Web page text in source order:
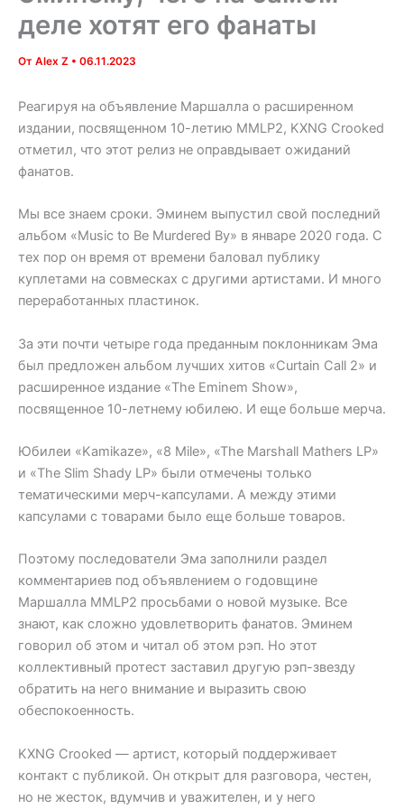
деле хотят его фанаты
От Alex Z • 06.11.2023
Реагируя на объявление Маршалла о расширенном
издании, посвященном 10-летию MMLP2, KXNG Crooked
отметил, что этот релиз не оправдывает ожиданий
фанатов.
Мы все знаем сроки. Эминем выпустил свой последний
альбом «Music to Be Murdered By» в январе 2020 года. С
тех пор он время от времени баловал публику
куплетами на совмесках с другими артистами. И много
переработанных пластинок.
За эти почти четыре года преданным поклонникам Эма
был предложен альбом лучших хитов «Curtain Call 2» и
расширенное издание «The Eminem Show»,
посвященное 10-летнему юбилею. И еще больше мерча.
Юбилеи «Kamikaze», «8 Mile», «The Marshall Mathers LP»
и «The Slim Shady LP» были отмечены только
тематическими мерч-капсулами. А между этими
капсулами с товарами было еще больше товаров.
Поэтому последователи Эма заполнили раздел
комментариев под объявлением о годовщине
Маршалла MMLP2 просьбами о новой музыке. Все
знают, как сложно удовлетворить фанатов. Эминем
говорил об этом и читал об этом рэп. Но этот
коллективный протест заставил другую рэп-звезду
обратить на него внимание и выразить свою
обеспокоенность.
KXNG Crooked — артист, который поддерживает
контакт с публикой. Он открыт для разговора, честен,
но не жесток, вдумчив и уважителен, и у него